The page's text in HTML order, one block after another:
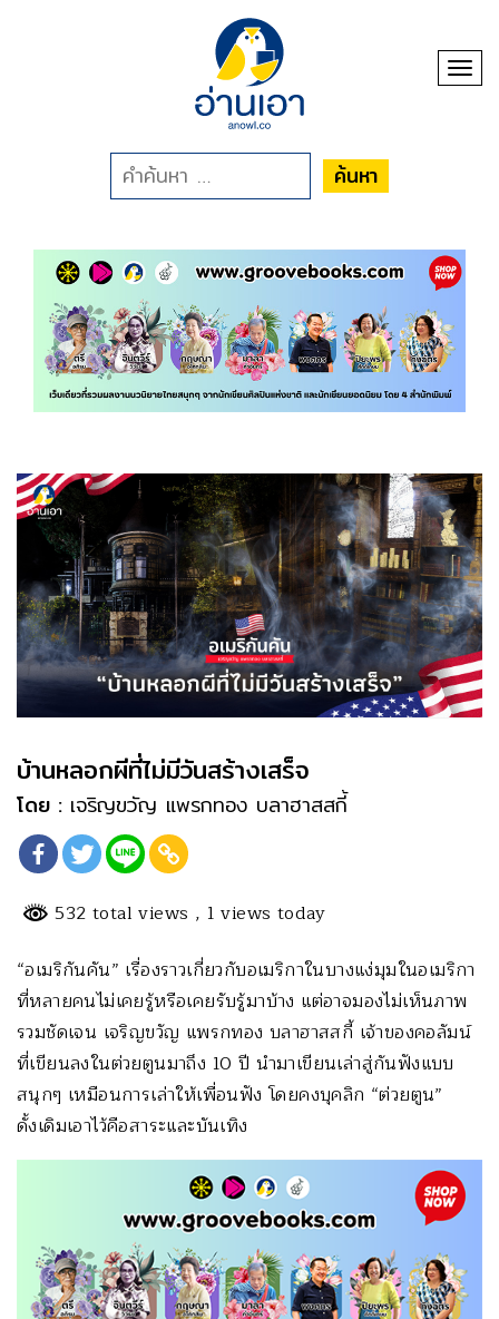
ค้นหา
บ้านหลอกผีที่ไม่มีวันสร้างเสร็จ
โดย : เจริญขวัญ แพรกทอง บลาฮาสสกี้
532 total views , 1 views today
“อเมริกันคัน” เรื่องราวเกี่ยวกับอเมริกาในบางแง่มุมในอเมริกา
ที่หลายคนไม่เคยรู้หรือเคยรับรู้มาบ้าง แต่อาจมองไม่เห็นภาพ
รวมชัดเจน เจริญขวัญ แพรกทอง บลาฮาสสกี้ เจ้าของคอลัมน์
ที่เขียนลงในต่วยตูนมาถึง 10 ปี นำมาเขียนเล่าสู่กันฟังแบบ
สนุกๆ เหมือนการเล่าให้เพื่อนฟัง โดยคงบุคลิก “ต่วยตูน”
ดั้งเดิมเอาไว้คือสาระและบันเทิง